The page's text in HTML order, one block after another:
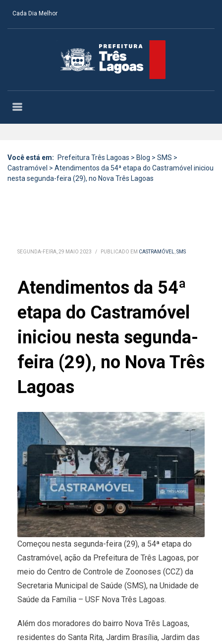
Cada Dia Melhor
Você está em: Prefeitura Três Lagoas > Blog > SMS >
Castramóvel > Atendimentos da 54ª etapa do Castramóvel iniciou
nesta segunda-feira (29), no Nova Três Lagoas
SEGUNDA-FEIRA, 29 MAIO 2023 / PUBLICADO EM CASTRAMÓVEL,SMS
Atendimentos da 54ª
etapa do Castramóvel
iniciou nesta segunda-
feira (29), no Nova Três
Lagoas
Começou nesta segunda-feira (29), a 54ª etapa do
Castramóvel, ação da Prefeitura de Três Lagoas, por
meio do Centro de Controle de Zoonoses (CCZ) da
Secretaria Municipal de Saúde (SMS), na Unidade de
Saúde da Família – USF Nova Três Lagoas.
Além dos moradores do bairro Nova Três Lagoas,
residentes do Santa Rita, Jardim Brasília, Jardim das